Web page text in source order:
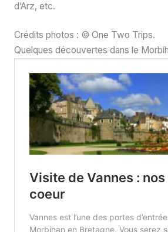
d’Arz, etc.
Crédits photos : © One Two Trips.
Quelques découvertes dans le